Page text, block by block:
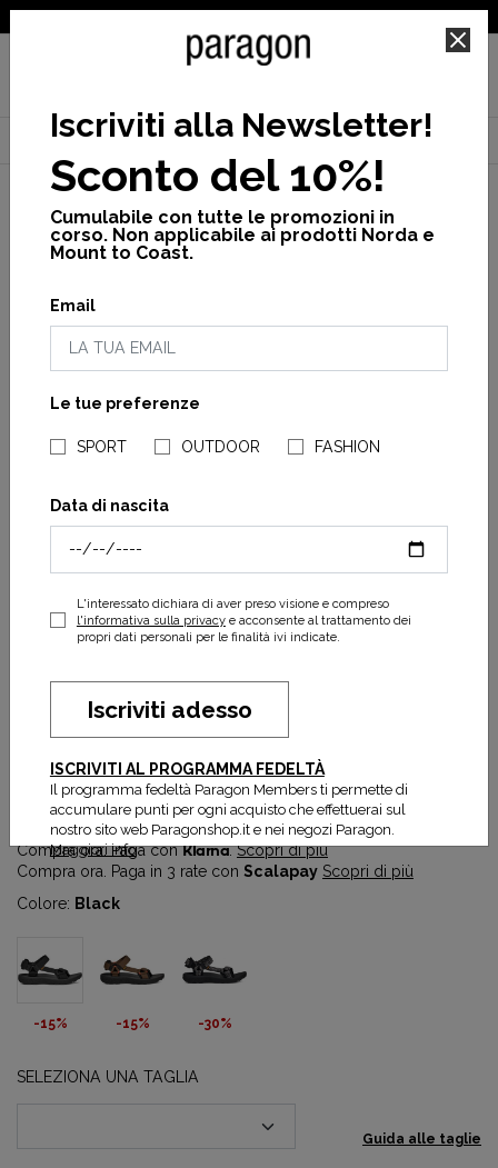
NEGOZI PARAGONSHOP
Home Uomo Calzature Sandali Terragrip sandal m
Terragrip Sandal M
75,65 € 89,00 €
Prezzo più basso degli ultimi 30 gg:75,65 €
Compra ora. Paga conKlarna.Scopri di più
Compra ora. Paga in 3 rate con Scalapay Scopri di più
Colore: Black
-15% -15% -30%
SELEZIONA UNA TAGLIA
Guida alle taglie
Iscriviti alla Newsletter!
Sconto del 10%!
Cumulabile con tutte le promozioni in
corso. Non applicabile ai prodotti Norda e
Mount to Coast.
Email
Le tue preferenze
SPORT OUTDOOR FASHION
Data di nascita
L'interessato dichiara di aver preso visione e compreso
l'informativa sulla privacye acconsente al trattamento dei
propri dati personali per le finalità ivi indicate.
Iscriviti adesso
ISCRIVITI AL PROGRAMMA FEDELTÀ
Il programma fedeltà Paragon Members ti permette di
accumulare punti per ogni acquisto che effettuerai sul
nostro sito web Paragonshop.it e nei negozi Paragon.
Maggiori info